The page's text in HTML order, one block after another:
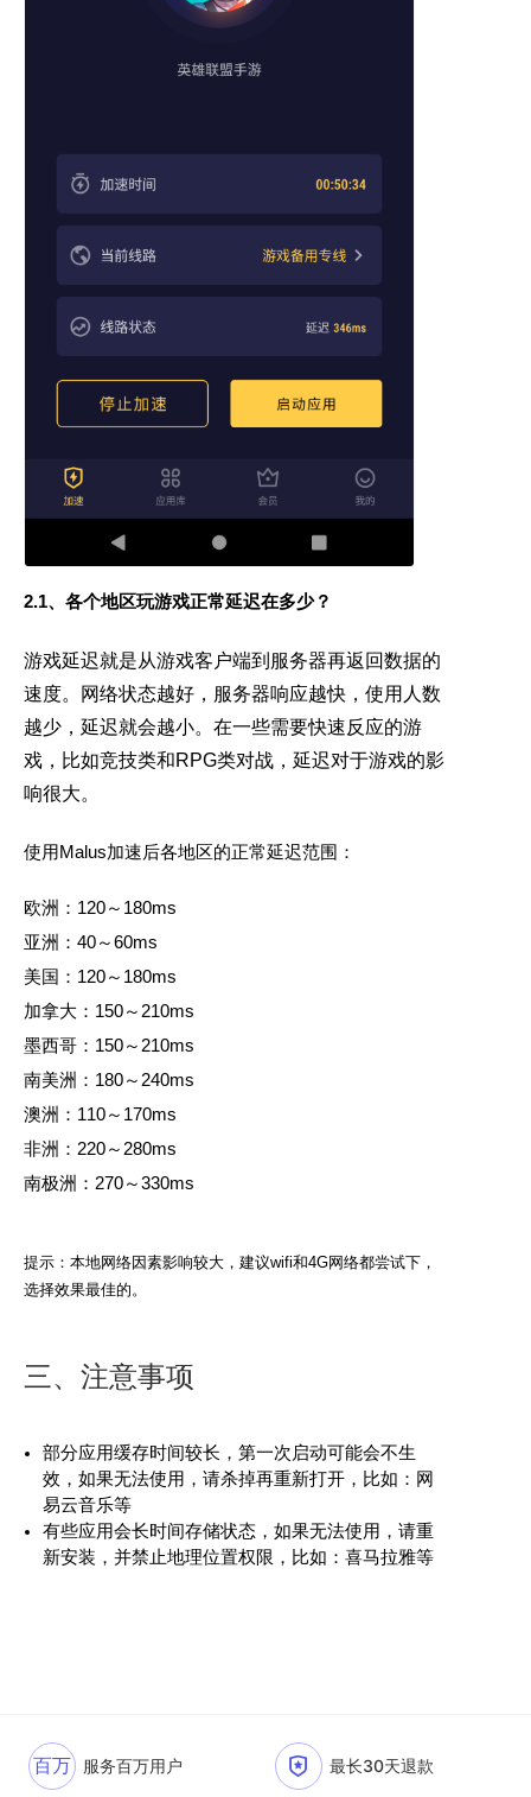
2.1、 各个地区玩游戏正常延迟在多少？
游戏延迟就是从游戏客户端到服务器再返回数据的
速度。网络状态越好，服务器响应越快，使用人数
越少，延迟就会越小。在一些需要快速反应的游
戏，比如竞技类和RPG类对战，延迟对于游戏的影
响很大。
使用Malus加速后各地区的正常延迟范围：
欧洲：120～180ms
亚洲：40～60ms
美国：120～180ms
加拿大：150～210ms
墨西哥：150～210ms
南美洲：180～240ms
澳洲：110～170ms
非洲：220～280ms
南极洲：270～330ms
提示：本地网络因素影响较大，建议wifi和4G网络都尝试下，
选择效果最佳的。
三、注意事项
部分应用缓存时间较长，第一次启动可能会不生
效，如果无法使用，请杀掉再重新打开，比如：网
易云音乐等
有些应用会长时间存储状态，如果无法使用，请重
新安装，并禁止地理位置权限，比如：喜马拉雅等
百万 服务百万用户 最长30天退款